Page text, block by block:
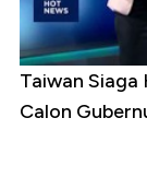
Taiwan
Calon